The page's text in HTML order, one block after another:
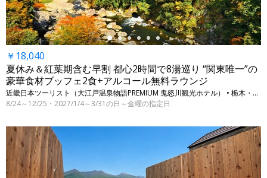
￥18,040
夏休み＆紅葉期含む早割 都心2時間で8湯巡り “関東唯一”の
豪華食材ブッフェ2食+アルコール無料ラウンジ
近畿日本ツーリスト（大江戸温泉物語PREMIUM 鬼怒川観光ホテル） • 栃木・日光（鬼怒川温泉）
8/24～12/25・2027/1/4～3/31の日～金曜の指定日